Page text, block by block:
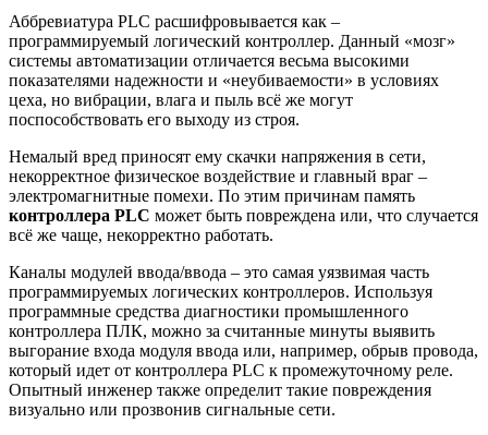
Аббревиатура PLC расшифровывается как –
программируемый логический контроллер. Данный «мозг»
системы автоматизации отличается весьма высокими
показателями надежности и «неубиваемости» в условиях
цеха, но вибрации, влага и пыль всё же могут
поспособствовать его выходу из строя.
Немалый вред приносят ему скачки напряжения в сети,
некорректное физическое воздействие и главный враг –
электромагнитные помехи. По этим причинам память
контроллера PLC может быть повреждена или, что случается
всё же чаще, некорректно работать.
Каналы модулей ввода/ввода – это самая уязвимая часть
программируемых логических контроллеров. Используя
программные средства диагностики промышленного
контроллера ПЛК, можно за считанные минуты выявить
выгорание входа модуля ввода или, например, обрыв провода,
который идет от контроллера PLC к промежуточному реле.
Опытный инженер также определит такие повреждения
визуально или прозвонив сигнальные сети.